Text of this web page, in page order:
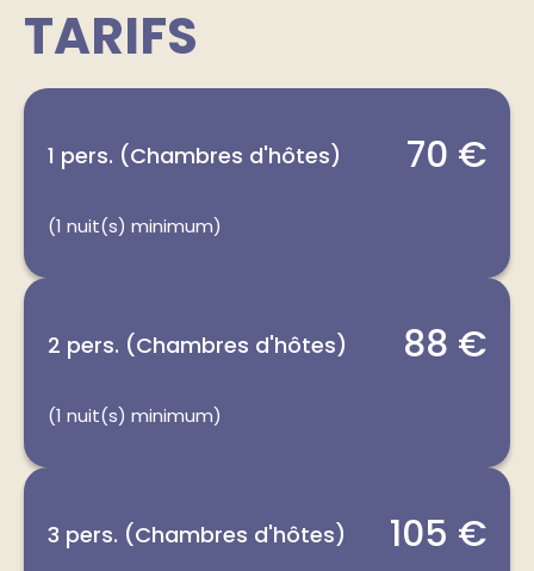
TARIFS
1 pers. (Chambres d'hôtes)
(1 nuit(s) minimum)
70 €
2 pers. (Chambres d'hôtes)
(1 nuit(s) minimum)
88 €
3 pers. (Chambres d'hôtes) 105 €